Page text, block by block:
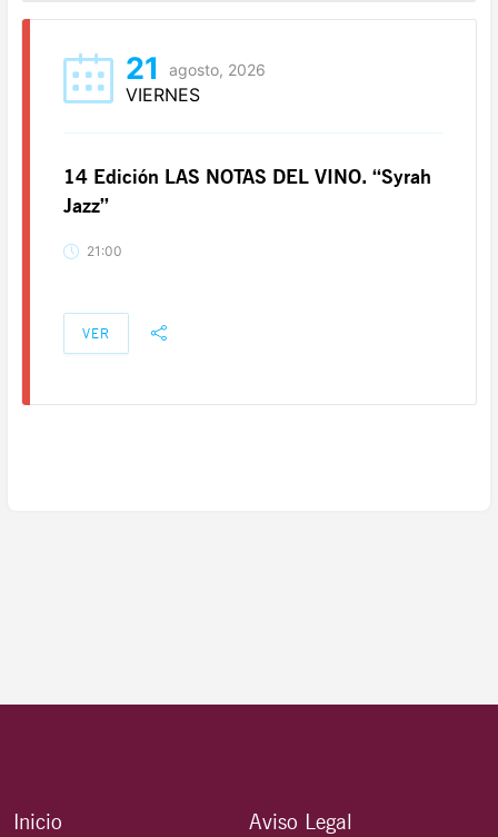
21 agosto, 2026
VIERNES
14 Edición LAS NOTAS DEL VINO. “Syrah
Jazz”
21:00
VER
Inicio
Aviso Legal